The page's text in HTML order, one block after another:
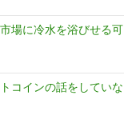
場に冷水を浴びせる可
コインの話をしていな